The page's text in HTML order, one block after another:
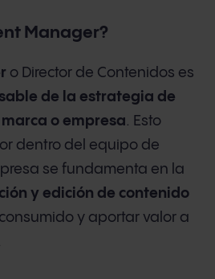
Manager?
o Director de Contenidos es
de la estrategia de
o empresa. Esto
dentro del equipo de
se fundamenta en la
y edición de contenido
y aportar valor a